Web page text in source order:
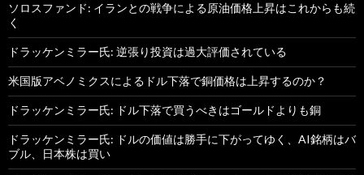
ソロスファンド: イランとの戦争による原油価格上昇はこれからも続
く
ドラッケンミラー氏: 逆張り投資は過大評価されている
米国版アベノミクスによるドル下落で銅価格は上昇するのか？
ドラッケンミラー氏: ドル下落で買うべきはゴールドよりも銅
ドラッケンミラー氏: ドルの価値は勝手に下がってゆく、AI銘柄はバ
ブル、日本株は買い